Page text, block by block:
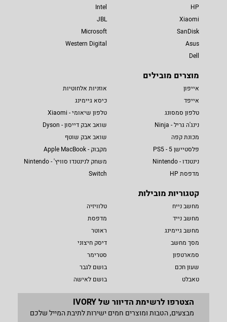
HP
Xiaomi
SanDisk
Asus
Dell
Intel
JBL
Microsoft
Western Digital
מוצרים מובילים
אייפון
אייפד
טלפון סמסונג
נינג'ה גריל - Ninja
מכונת קפה
פלסטיישן 5 - PS5
נינטנדו - Nintendo
מדפסת HP
אוזניות אלחוטיות
כיסא גיימינג
טלפון שיאומי - Xiaomi
שואב אבק דייסון - Dyson
שואב אבק שוטף
מקבוק - Apple MacBook
משחק לנינטנדו סוויץ' - Nintendo
Switch
קטגוריות מובילות
מחשב נייח
מחשב נייד
מחשב גיימינג
מסך מחשב
סמארטפון
שעון חכם
טאבלט
טלוויזיה
מדפסת
ראוטר
דיסק חיצוני
סטרימר
בושם לגבר
בושם לאישה
הצטרפו לרשימת הדיוור של IVORY
מבצעים, הטבות ומוצרים חמים ישירות לתיבת המייל שלכם